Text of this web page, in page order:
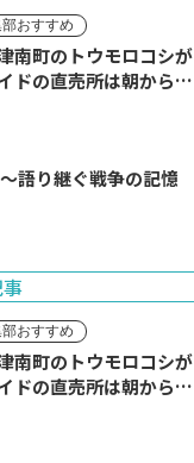
おすすめ
南町のトウモロコシが
ドの直売所は朝から長
語り継ぐ戦争の記憶
おすすめ
南町のトウモロコシが
ドの直売所は朝から長